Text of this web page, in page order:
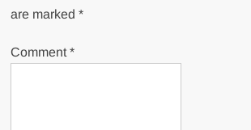
are marked*
Comment*